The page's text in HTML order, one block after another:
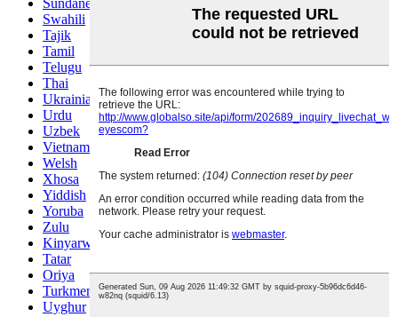
Swahili
Tajik
Tamil
Telugu
Thai
Ukrainian
Urdu
Uzbek
Vietnamese
Welsh
Xhosa
Yiddish
Yoruba
Zulu
Kinyarwanda
Tatar
Oriya
Turkmen
Uyghur